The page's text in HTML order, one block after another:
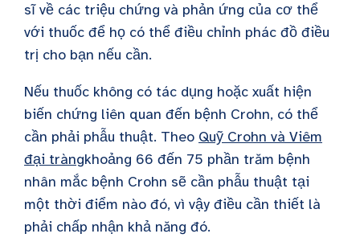
sĩ về các triệu chứng và phản ứng của cơ thể
với thuốc để họ có thể điều chỉnh phác đồ điều
trị cho bạn nếu cần.
Nếu thuốc không có tác dụng hoặc xuất hiện
biến chứng liên quan đến bệnh Crohn, có thể
cần phải phẫu thuật. Theo Quỹ Crohn và Viêm
đại tràngkhoảng 66 đến 75 phần trăm bệnh
nhân mắc bệnh Crohn sẽ cần phẫu thuật tại
một thời điểm nào đó, vì vậy điều cần thiết là
phải chấp nhận khả năng đó.